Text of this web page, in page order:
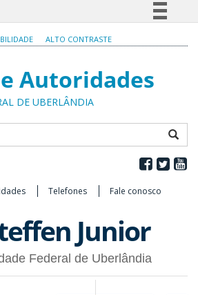
Participe
Acesso à informação
ALTO CONTRASTE
Autoridades
DE UBERLÂNDIA
Telefones Fale conosco
Junior
Federal de Uberlândia